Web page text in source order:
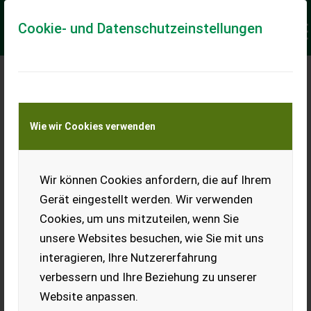
Cookie- und Datenschutzeinstellungen
Wie wir Cookies verwenden
Wir können Cookies anfordern, die auf Ihrem
Gerät eingestellt werden. Wir verwenden
Cookies, um uns mitzuteilen, wenn Sie
unsere Websites besuchen, wie Sie mit uns
interagieren, Ihre Nutzererfahrung
verbessern und Ihre Beziehung zu unserer
Website anpassen.
Keine Anfrage Möglich!
Jetzt Finanzierungsangebot
anfordern
unverbindlich & kostenlos!
Finanzierungsbetrag*